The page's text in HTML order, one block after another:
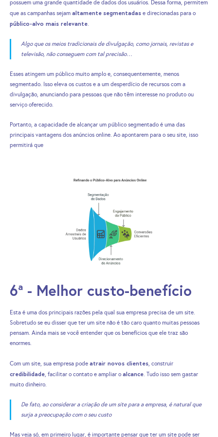
possuem uma grande quantidade de dados dos usuários. Dessa forma, permitem
que as campanhas sejam altamente segmentadas e direcionadas para o
público-alvo mais relevante.
Algo que os meios tradicionais de divulgação, como jornais, revistas e
televisão, não conseguem com tal precisão…
Esses atingem um público muito amplo e, consequentemente, menos
segmentado. Isso eleva os custos e a um desperdício de recursos com a
divulgação, anunciando para pessoas que não têm interesse no produto ou
serviço oferecido.
Portanto, a capacidade de alcançar um público segmentado é uma das
principais vantagens dos anúncios online. Ao apontarem para o seu site, isso
permitirá que
6ª - Melhor custo-benefício
Esta é uma dos principais razões pela qual sua empresa precisa de um site.
Sobretudo se eu disser que ter um site não é tão caro quanto muitas pessoas
pensam. Ainda mais se você entender que os benefícios que ele traz são
enormes.
Com um site, sua empresa pode atrair novos clientes, construir
credibilidade, facilitar o contato e ampliar o alcance. Tudo isso sem gastar
muito dinheiro.
De fato, ao considerar a criação de um site para a empresa, é natural que
surja a preocupação com o seu custo
Mas veja só, em primeiro lugar, é importante pensar que ter um site pode ser